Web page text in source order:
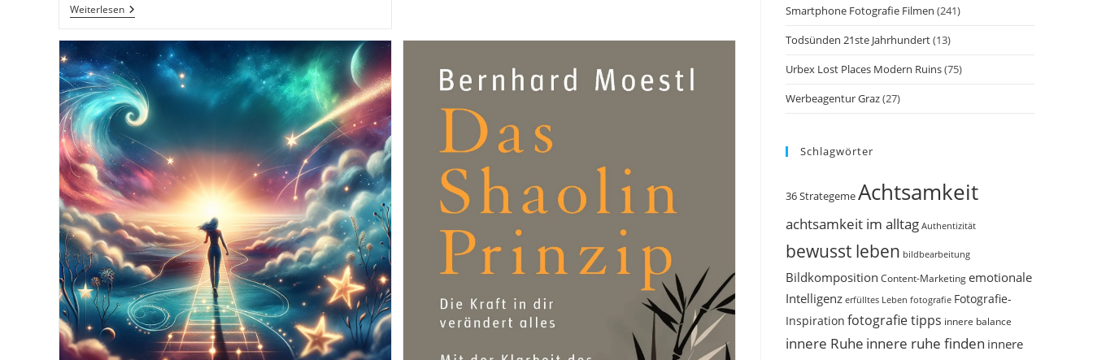
WeiterlesenLektionen
Für
Gutes
Leben:
Wie
Ich
Auf
Einem
Bike-
Trip
Von
Berlin
Nach
Peking
Den
Mut
Fand,
Meine
Träume
Zu
Leben
–
Bekannt
Aus
Komfortzone
Und
In
Das
Leben.
Lebenskunst
Und
Kontinuierliche
Verbesserung
Im
Alltag.
Smartphone Fotografie Filmen (241)
Todsünden 21ste Jahrhundert(13)
Urbex Lost Places Modern Ruins(75)
Werbeagentur Graz(27)
Schlagwörter
36 StrategemeAchtsamkeit
achtsamkeit im alltag Authentizität
bewusst leben bildbearbeitung
Bildkomposition Content-Marketingemotionale
Intelligenz erfülltes Leben fotografie Fotografie-
Inspiration fotografie tipps innere balance
innere Ruhe innere ruhe finden innere